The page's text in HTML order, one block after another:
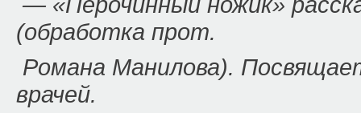
(обработка прот.
Романа Манилова).
врачей.